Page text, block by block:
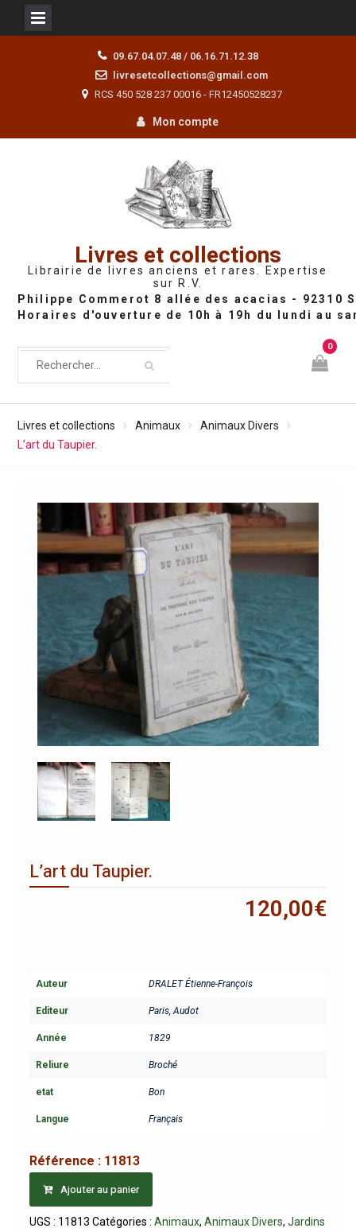
09.67.04.07.48 / 06.16.71.12.38
livresetcollections@gmail.com
RCS 450 528 237 00016 - FR12450528237
Mon compte
Livres et collections
Librairie de livres anciens et rares. Expertise
sur R.V.
0
Livres et collections Animaux
Animaux Divers
L’art du Taupier.
L’art du Taupier.
120,00€
Auteur DRALET Étienne-François
Editeur Paris, Audot
Année 1829
Reliure Broché
etat Bon
Langue Français
Référence : 11813
Ajouter au panier
UGS : 11813 Catégories : Animaux, Animaux Divers, Jardins